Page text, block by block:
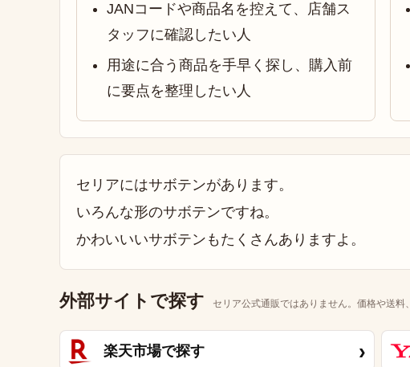
JANコードや商品名を控えて、店舗ス
タッフに確認したい人
用途に合う商品を手早く探し、購入前
に要点を整理したい人
セリアにはサボテンがあります。
いろんな形のサボテンですね。
かわいいいサボテンもたくさんありますよ。
外部サイトで探す セリア公式通販ではありません。価格や送料
楽天市場で探す ›